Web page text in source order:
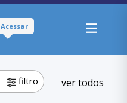
Acessar
filtro ver todos